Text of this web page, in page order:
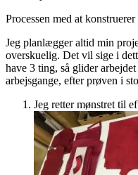
Processen med at
Jeg planlægger altid min
overskuelig. Det vil sige i
have 3 ting, så glider
arbejsgange, efter prøven i
Jeg retter mønstret til